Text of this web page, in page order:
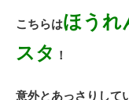
こちらはほうれ
スタ ！
意外とあっさりして